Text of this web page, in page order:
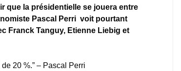
que la présidentielle se jouera entre
Pascal Perri voit pourtant
Franck Tanguy, Etienne Liebig et
20 %.” – Pascal Perri